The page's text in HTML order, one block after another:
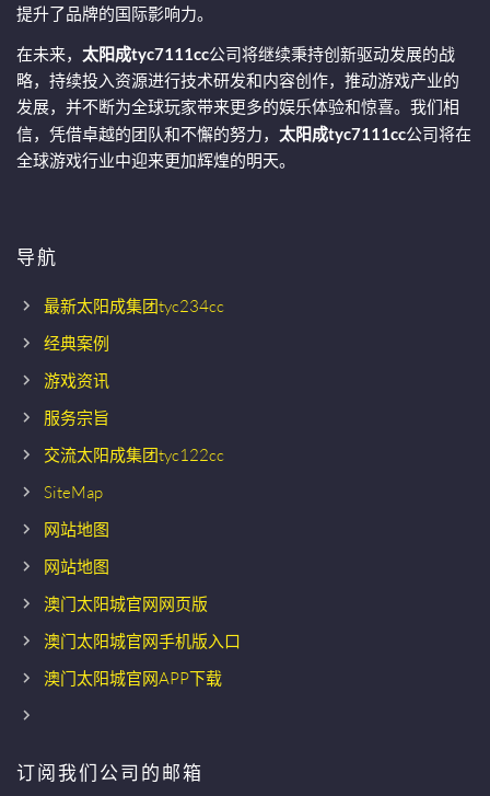
提升了品牌的国际影响力。
在未来， 太阳成tyc7111cc公司将继续秉持创新驱动发展的战
略，持续投入资源进行技术研发和内容创作，推动游戏产业的
发展，并不断为全球玩家带来更多的娱乐体验和惊喜。我们相
信，凭借卓越的团队和不懈的努力， 太阳成tyc7111cc公司将在
全球游戏行业中迎来更加辉煌的明天。
导航
最新太阳成集团tyc234cc
经典案例
游戏资讯
服务宗旨
交流太阳成集团tyc122cc
SiteMap
网站地图
网站地图
澳门太阳城官网网页版
澳门太阳城官网手机版入口
澳门太阳城官网APP下载
订阅我们公司的邮箱